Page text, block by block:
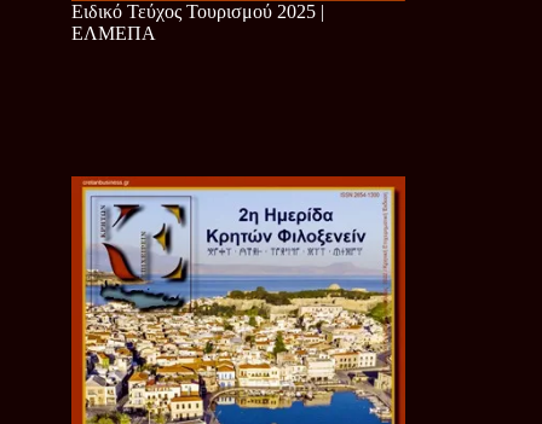
Ειδικό Τεύχος Τουρισμού 2025 |
ΕΛΜΕΠΑ